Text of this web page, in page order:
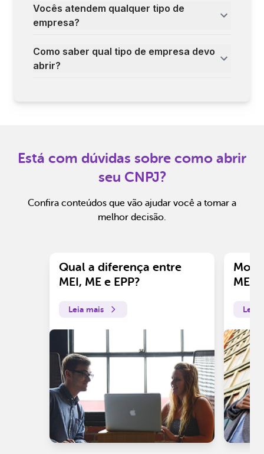
Vocês atendem qualquer tipo de
empresa?
Como saber qual tipo de empresa devo
abrir?
Está com dúvidas sobre como abrir
seu CNPJ?
Confira conteúdos que vão ajudar você a tomar a
melhor decisão.
Qual a diferença entre
MEI, ME e EPP?
Leia mais
ME?
Leia